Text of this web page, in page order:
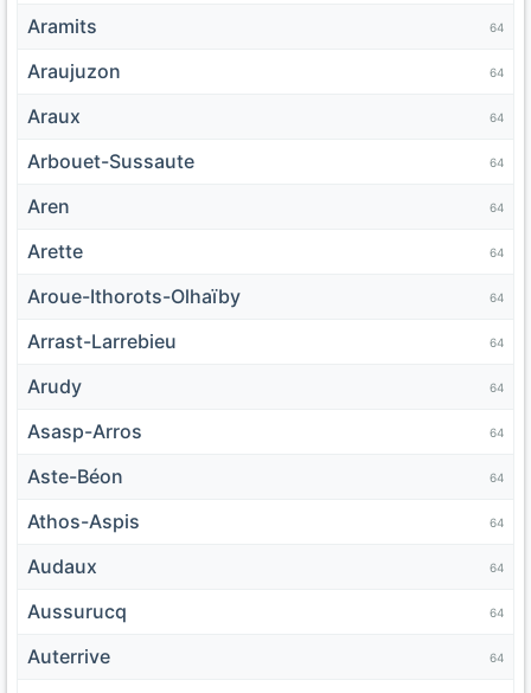
Aramits 64
Araujuzon 64
Araux 64
Arbouet-Sussaute 64
Aren 64
Arette 64
Aroue-Ithorots-Olhaïby 64
Arrast-Larrebieu 64
Arudy 64
Asasp-Arros 64
Aste-Béon 64
Athos-Aspis 64
Audaux 64
Aussurucq 64
Auterrive 64